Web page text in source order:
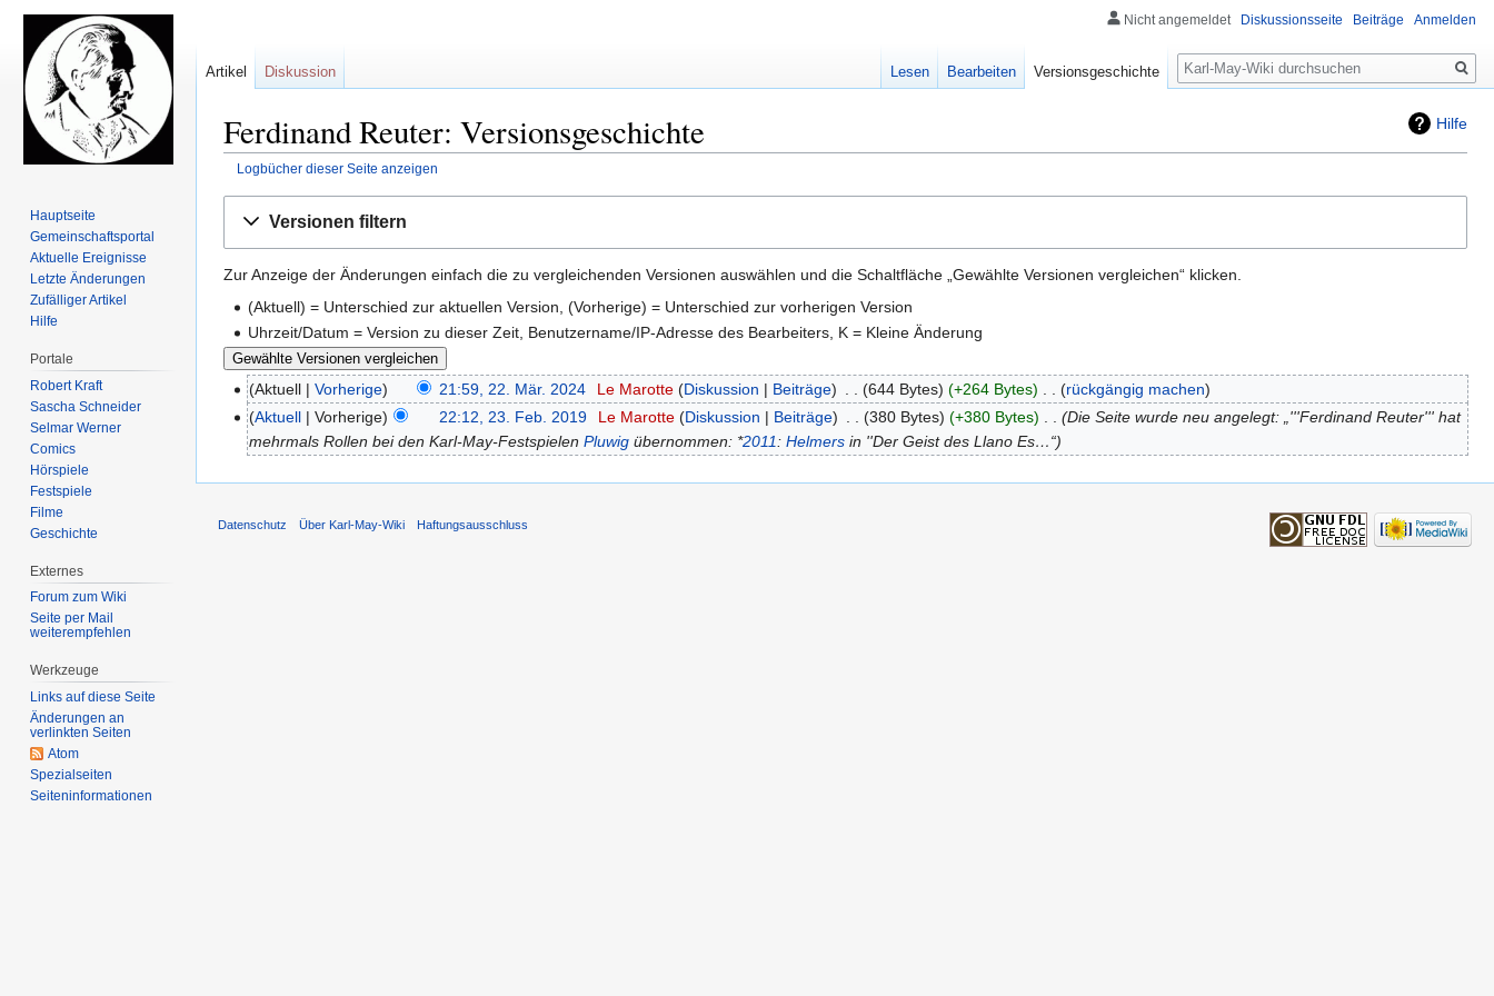
Hilfe
Ferdinand Reuter: Versionsgeschichte
Logbücher dieser Seite anzeigen
Navigation
Suche
Versionen filtern
Zur Anzeige der Änderungen einfach die zu vergleichenden Versionen auswählen und die Schaltfläche „Gewählte Versionen vergleichen“ klicken.
(Aktuell) = Unterschied zur aktuellen Version, (Vorherige) = Unterschied zur vorherigen Version
Uhrzeit/Datum = Version zu dieser Zeit, Benutzername/IP-Adresse des Bearbeiters, K = Kleine Änderung
Aktuell Vorherige 21:59, 22. Mär. 2024 Le Marotte Diskussion Beiträge 644 Bytes +264 Bytes
rückgängig machen
Aktuell
Vorherige 22:12, 23. Feb. 2019 Le Marotte Diskussion Beiträge 380 Bytes +380 Bytes
Die Seite wurde neu angelegt: „'''Ferdinand Reuter''' hat
mehrmals Rollen bei den Karl-May-FestspielenPluwig übernommen: *2011:Helmers in ''Der Geist des Llano Es…“
Nicht angemeldet Diskussionsseite Beiträge Anmelden
Artikel Diskussion Lesen Bearbeiten Versionsgeschichte
Suche
Hauptseite
Gemeinschafts­portal
Aktuelle Ereignisse
Letzte Änderungen
Zufälliger Artikel
Hilfe
Portale
Robert Kraft
Sascha Schneider
Selmar Werner
Comics
Hörspiele
Festspiele
Filme
Geschichte
Externes
Forum zum Wiki
Seite per Mail
weiterempfehlen
Werkzeuge
Links auf diese Seite
Änderungen an
verlinkten Seiten
Atom
Spezialseiten
Seiten­informationen
Datenschutz Über Karl-May-Wiki Haftungsausschluss